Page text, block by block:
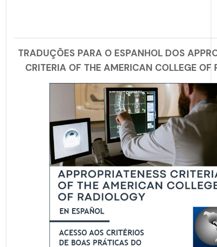
TRADUÇÕES PARA O ESPANHOL DOS
CRITERIA OF THE AMERICAN COLLEGE OF